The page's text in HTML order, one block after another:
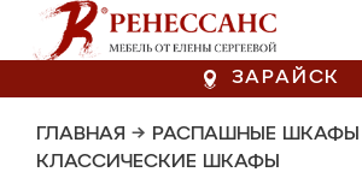
ЗАРАЙСК
ГЛАВНАЯ → РАСПАШНЫЕ ШКАФЫ
КЛАССИЧЕСКИЕ ШКАФЫ